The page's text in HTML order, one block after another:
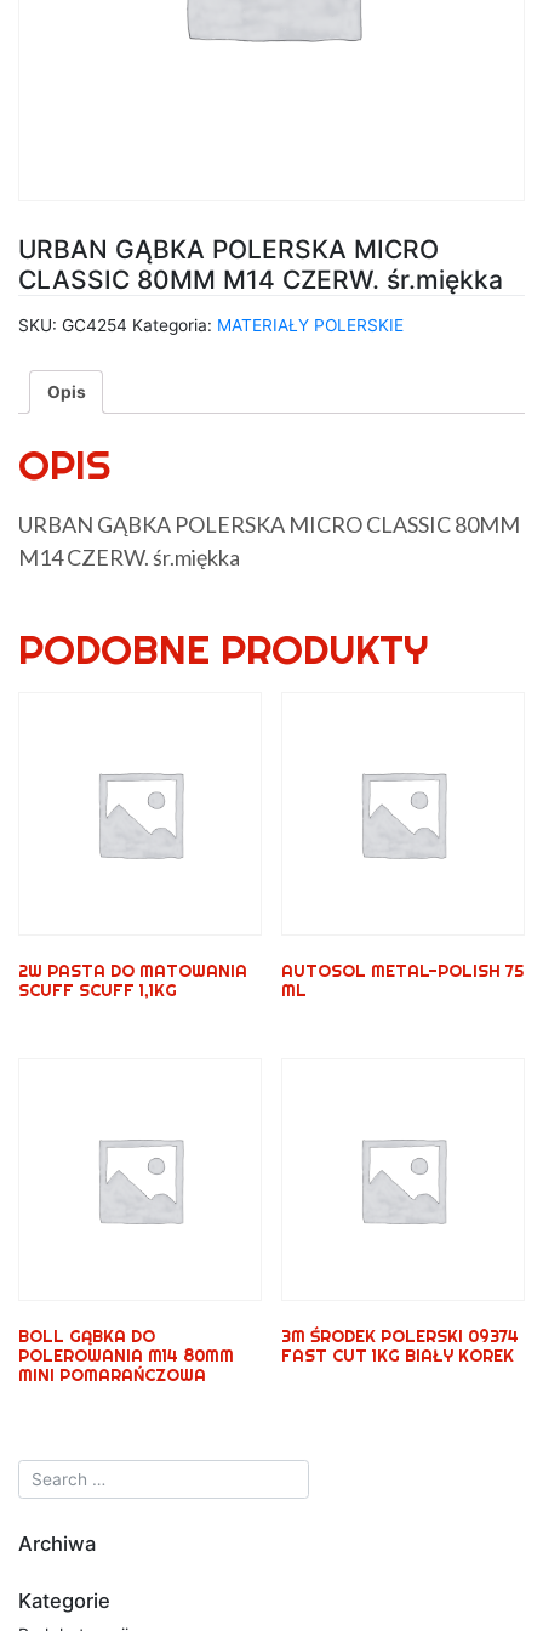
URBAN GĄBKA POLERSKA MICRO
CLASSIC 80MM M14 CZERW. śr.miękka
SKU: GC4254 Kategoria: MATERIAŁY POLERSKIE
Opis
OPIS
URBAN GĄBKA POLERSKA MICRO CLASSIC 80MM
M14 CZERW. śr.miękka
PODOBNE PRODUKTY
2W PASTA DO MATOWANIA
SCUFF SCUFF 1,1KG
AUTOSOL METAL-POLISH 75
ML
BOLL GĄBKA DO
POLEROWANIA M14 80MM
MINI POMARAŃCZOWA
3M ŚRODEK POLERSKI 09374
FAST CUT 1KG BIAŁY KOREK
Archiwa
Kategorie